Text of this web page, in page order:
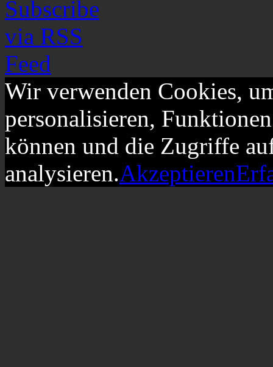
Wir verwenden Cookies,
personalisieren,
können und die Zugriffe
analysieren.Akzeptieren